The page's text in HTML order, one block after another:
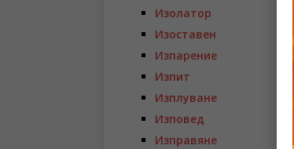
Изолатор
Изоставен
Изпарение
Изпит
Изплуване
Изповед
Изправяне